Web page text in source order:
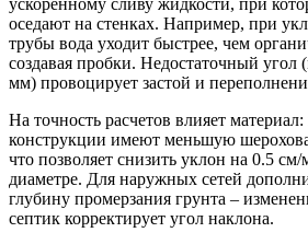
оседают на стенках. Например, при
трубы вода уходит быстрее, чем
создавая пробки. Недостаточный угол
мм) провоцирует застой и
На точность расчетов влияет
конструкции имеют меньшую
что позволяет снизить уклон на 0.5
диаметре. Для наружных сетей
глубину промерзания грунта –
септик корректирует угол наклона.